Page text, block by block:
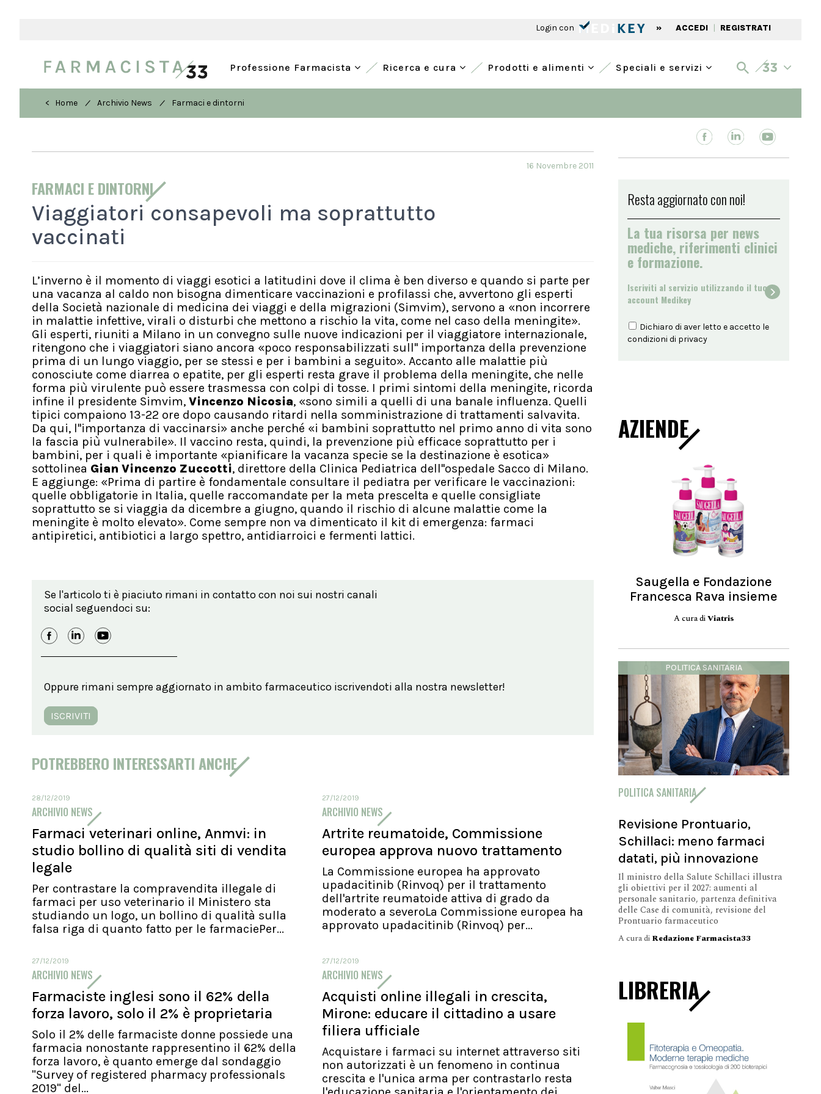
Login con » ACCEDI | REGISTRATI
Professione Farmacista Ricerca e cura Prodotti e alimenti Speciali e servizi
< Home / Archivio News / Farmaci e dintorni
FARMACI E DINTORNI
16 Novembre 2011
Viaggiatori consapevoli ma soprattutto
vaccinati
L’inverno è il momento di viaggi esotici a latitudini dove il clima è ben diverso e quando si parte per
una vacanza al caldo non bisogna dimenticare vaccinazioni e profilassi che, avvertono gli esperti
della Società nazionale di medicina dei viaggi e della migrazioni (Simvim), servono a «non incorrere
in malattie infettive, virali o disturbi che mettono a rischio la vita, come nel caso della meningite».
Gli esperti, riuniti a Milano in un convegno sulle nuove indicazioni per il viaggiatore internazionale,
ritengono che i viaggiatori siano ancora «poco responsabilizzati sull'' importanza della prevenzione
prima di un lungo viaggio, per se stessi e per i bambini a seguito». Accanto alle malattie più
conosciute come diarrea o epatite, per gli esperti resta grave il problema della meningite, che nelle
forma più virulente può essere trasmessa con colpi di tosse. I primi sintomi della meningite, ricorda
infine il presidente Simvim, Vincenzo Nicosia, «sono simili a quelli di una banale influenza. Quelli
tipici compaiono 13-22 ore dopo causando ritardi nella somministrazione di trattamenti salvavita.
Da qui, l''importanza di vaccinarsi» anche perché «i bambini soprattutto nel primo anno di vita sono
la fascia più vulnerabile». Il vaccino resta, quindi, la prevenzione più efficace soprattutto per i
bambini, per i quali è importante «pianificare la vacanza specie se la destinazione è esotica»
sottolinea Gian Vincenzo Zuccotti, direttore della Clinica Pediatrica dell''ospedale Sacco di Milano.
E aggiunge: «Prima di partire è fondamentale consultare il pediatra per verificare le vaccinazioni:
quelle obbligatorie in Italia, quelle raccomandate per la meta prescelta e quelle consigliate
soprattutto se si viaggia da dicembre a giugno, quando il rischio di alcune malattie come la
meningite è molto elevato». Come sempre non va dimenticato il kit di emergenza: farmaci
antipiretici, antibiotici a largo spettro, antidiarroici e fermenti lattici.
Se l'articolo ti è piaciuto rimani in contatto con noi sui nostri canali
social seguendoci su:
Oppure rimani sempre aggiornato in ambito farmaceutico iscrivendoti alla nostra newsletter!
ISCRIVITI
POTREBBERO INTERESSARTI ANCHE
28/12/2019
ARCHIVIO NEWS
Farmaci veterinari online, Anmvi: in
studio bollino di qualità siti di vendita
legale
Per contrastare la compravendita illegale di
farmaci per uso veterinario il Ministero sta
studiando un logo, un bollino di qualità sulla
falsa riga di quanto fatto per le farmaciePer...
27/12/2019
ARCHIVIO NEWS
Artrite reumatoide, Commissione
europea approva nuovo trattamento
La Commissione europea ha approvato
upadacitinib (Rinvoq) per il trattamento
dell'artrite reumatoide attiva di grado da
moderato a severoLa Commissione europea ha
approvato upadacitinib (Rinvoq) per...
27/12/2019
ARCHIVIO NEWS
Farmaciste inglesi sono il 62% della
forza lavoro, solo il 2% è proprietaria
Solo il 2% delle farmaciste donne possiede una
farmacia nonostante rappresentino il 62% della
forza lavoro, è quanto emerge dal sondaggio
"Survey of registered pharmacy professionals
2019" del...
27/12/2019
ARCHIVIO NEWS
Acquisti online illegali in crescita,
Mirone: educare il cittadino a usare
filiera ufficiale
Acquistare i farmaci su internet attraverso siti
non autorizzati è un fenomeno in continua
crescita e l'unica arma per contrastarlo resta
Resta aggiornato con noi!
La tua risorsa per news
mediche, riferimenti clinici
e formazione.
Iscriviti al servizio utilizzando il tuo
account Medikey
Dichiaro di aver letto e accetto le
condizioni di privacy
AZIENDE
Saugella e Fondazione
Francesca Rava insieme
A cura diViatris
POLITICA SANITARIA
POLITICA SANITARIA
Revisione Prontuario,
Schillaci: meno farmaci
datati, più innovazione
Il ministro della Salute Schillaci illustra
gli obiettivi per il 2027: aumenti al
personale sanitario, partenza definitiva
delle Case di comunità, revisione del
Prontuario farmaceutico
A cura di Redazione Farmacista33
LIBRERIA